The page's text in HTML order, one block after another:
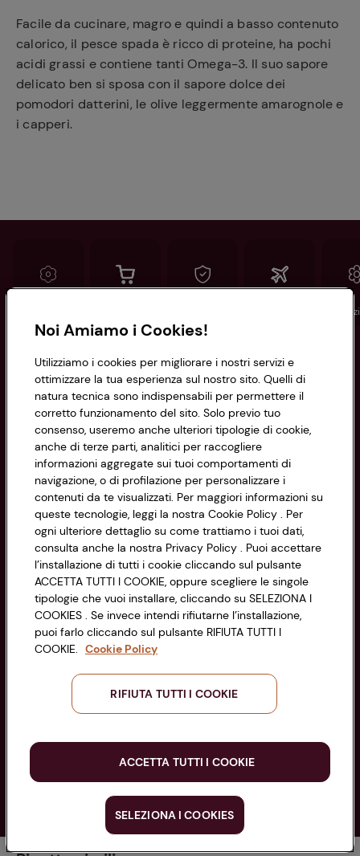
Facile da cucinare, magro e quindi a basso contenuto
calorico, il pesce spada è ricco di proteine, ha pochi
acidi grassi e contiene tanti Omega-3. Il suo sapore
delicato ben si sposa con il sapore dolce dei
pomodori datterini, le olive leggermente amarognole e
i capperi.
Informazioni
Privacy Policy
Cookie Policy
Impostazioni Cookie
Accessibilità
CONAD SOCIETÀ COOPERATIVA
Via Michelino, 59 | 40127 BOLOGNA
Codice Fiscale e Registro Imprese
di Bologna 00865960157
PARTITA IVA 03320960374
Servizio clienti
Seguici sui Social:
Scarica l'app
Copyright @ Conad 2025
Noi Amiamo i Cookies!
Utilizziamo i cookies per migliorare i nostri servizi e
ottimizzare la tua esperienza sul nostro sito. Quelli di
natura tecnica sono indispensabili per permettere il
corretto funzionamento del sito. Solo previo tuo
consenso, useremo anche ulteriori tipologie di cookie,
anche di terze parti, analitici per raccogliere
informazioni aggregate sui tuoi comportamenti di
navigazione, o di profilazione per personalizzare i
contenuti da te visualizzati. Per maggiori informazioni su
queste tecnologie, leggi la nostra Cookie Policy . Per
ogni ulteriore dettaglio su come trattiamo i tuoi dati,
consulta anche la nostra Privacy Policy . Puoi accettare
l’installazione di tutti i cookie cliccando sul pulsante
ACCETTA TUTTI I COOKIE, oppure scegliere le singole
tipologie che vuoi installare, cliccando su SELEZIONA I
COOKIES . Se invece intendi rifiutarne l’installazione,
puoi farlo cliccando sul pulsante RIFIUTA TUTTI I
COOKIE. Cookie Policy
RIFIUTA TUTTI I COOKIE
ACCETTA TUTTI I COOKIE
SELEZIONA I COOKIES